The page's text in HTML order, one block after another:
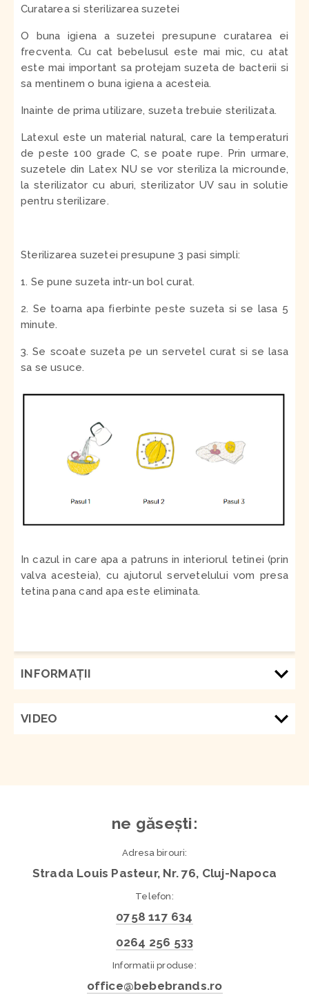
Curatarea si sterilizarea suzetei
O buna igiena a suzetei presupune curatarea ei
frecventa. Cu cat bebelusul este mai mic, cu atat
este mai important sa protejam suzeta de bacterii si
sa mentinem o buna igiena a acesteia.
Inainte de prima utilizare, suzeta trebuie sterilizata.
Latexul este un material natural, care la temperaturi
de peste 100 grade C, se poate rupe. Prin urmare,
suzetele din Latex NU se vor steriliza la microunde,
la sterilizator cu aburi, sterilizator UV sau in solutie
pentru sterilizare.
Sterilizarea suzetei presupune 3 pasi simpli:
1. Se pune suzeta intr-un bol curat.
2. Se toarna apa fierbinte peste suzeta si se lasa 5
minute.
3. Se scoate suzeta pe un servetel curat si se lasa
sa se usuce.
In cazul in care apa a patruns in interiorul tetinei (prin
valva acesteia), cu ajutorul servetelului vom presa
tetina pana cand apa este eliminata.
INFORMAŢII
VIDEO
ne găsești:
Adresa birouri:
Strada Louis Pasteur, Nr. 76, Cluj-Napoca
Telefon:
0758 117 634
0264 256 533
Informatii produse:
office@bebebrands.ro